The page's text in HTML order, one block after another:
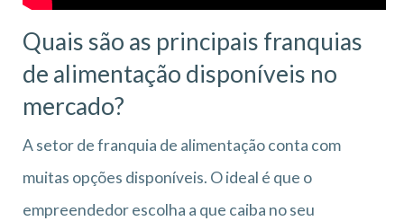
Quais são as principais franquias
de alimentação disponíveis no
mercado?
A setor de franquia de alimentação conta com
muitas opções disponíveis. O ideal é que o
empreendedor escolha a que caiba no seu